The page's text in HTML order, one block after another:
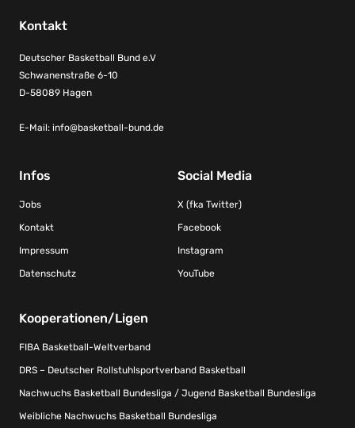
Kontakt
Deutscher Basketball Bund e.V
Schwanenstraße 6-10
D-58089 Hagen
E-Mail: info@basketball-bund.de
Infos
Jobs
Kontakt
Impressum
Datenschutz
Social Media
X (fka Twitter)
Facebook
Instagram
YouTube
Kooperationen/Ligen
FIBA Basketball-Weltverband
DRS – Deutscher Rollstuhlsportverband Basketball
Nachwuchs Basketball Bundesliga / Jugend Basketball Bundesliga
Weibliche Nachwuchs Basketball Bundesliga